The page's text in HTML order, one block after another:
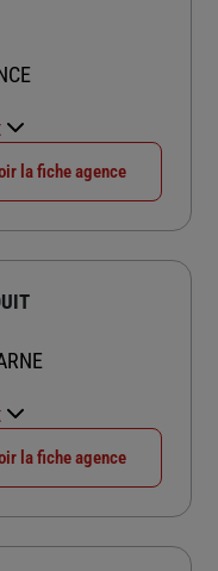
la fiche agence
la fiche agence